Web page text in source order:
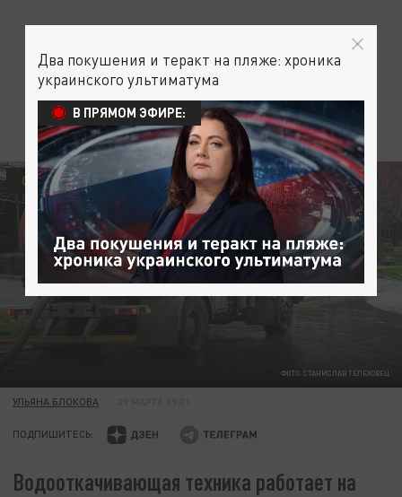
ФОТО: СТАНИСЛАВ ТЕЛЕХОВЕЦ
ОБЩЕСТВО
УЛЬЯНА БЛОКОВА
ПОДПИШИТЕСЬ:
Водооткачивающая техника работает на
Два покушения и теракт на пляже: хроника
украинского ультиматума
В ПРЯМОМ ЭФИРЕ: